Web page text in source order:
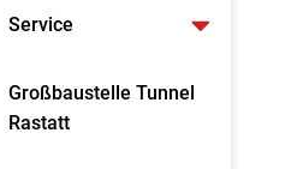
Service
Großbaustelle Tunnel
Rastatt